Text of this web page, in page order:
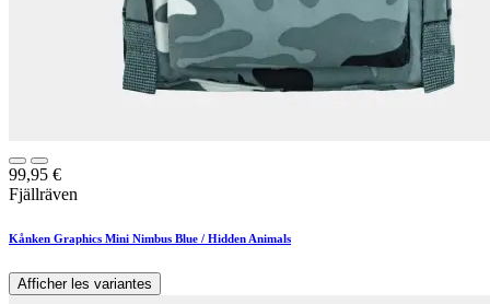
99,95 €
Fjällräven
Kånken Graphics Mini Nimbus Blue / Hidden Animals
Afficher les variantes